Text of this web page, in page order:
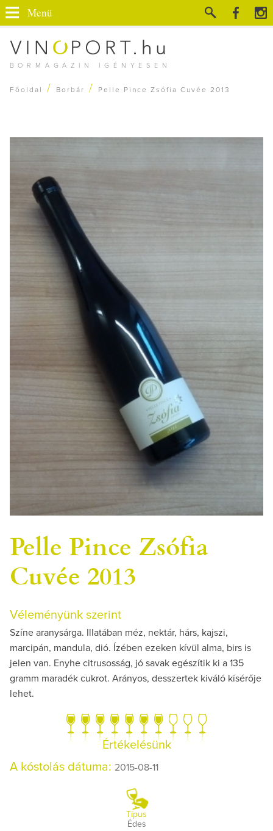
BORMAGAZIN IGÉNYESEN
Menü
Főoldal / Borbár / Pelle Pince Zsófia Cuvée 2013
Pelle Pince Zsófia
Cuvée 2013
Véleményünk szerint
Színe aranysárga. Illatában méz, nektár, hárs, kajszi,
marcipán, mandula, dió. Ízében ezeken kívül alma, birs is
jelen van. Enyhe citrusosság, jó savak egészítik ki a 135
gramm maradék cukrot. Arányos, desszertek kiváló kísérője
lehet.
Értékelésünk
A kóstolás dátuma: 2015-08-11
Típus
Édes